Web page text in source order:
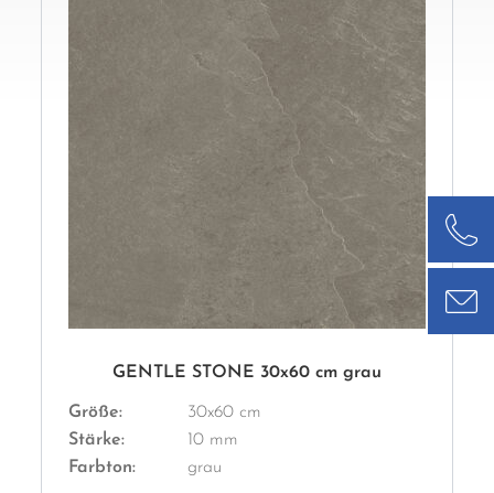
GENTLE STONE 30x60 cm grau
Größe:
30x60 cm
Stärke:
10 mm
Farbton:
grau